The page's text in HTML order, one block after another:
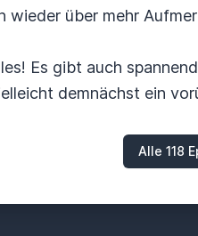
wieder über mehr
Es gibt auch
demnächst ein
Alle 118